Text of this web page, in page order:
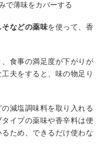
で薄味をカバーする
などの薬味を使って、香
食事の満足度が下がりが
夫をすると、味の物足り
減塩調味料を取り入れる
イプの薬味や香辛料は便
ため、できるだけ使わな